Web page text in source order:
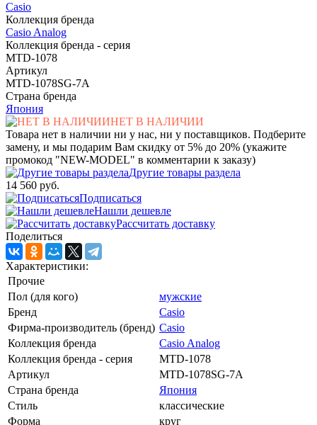
Casio
Коллекция бренда
Casio Analog
Коллекция бренда - серия
MTD-1078
Артикул
MTD-1078SG-7A
Страна бренда
Япония
НЕТ В НАЛИЧИИ
Товара нет в наличии ни у нас, ни у поставщиков. Подберите
замену, и мы подарим Вам скидку от 5% до 20% (укажите
промокод "NEW-MODEL" в комментарии к заказу)
Другие товары раздела
14 560 руб.
Подписаться
Нашли дешевле
Рассчитать доставку
Поделиться
Характеристики:
Прочие
Пол (для кого)
мужские
Бренд
Casio
Фирма-производитель (бренд) Casio
Коллекция бренда
Casio Analog
Коллекция бренда - серия
MTD-1078
Артикул
MTD-1078SG-7A
Страна бренда
Япония
Стиль
классические
Форма
круг